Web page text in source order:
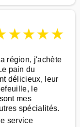
★★★★
région, j'achète
pain du
délicieux, leur
le
mes
spécialités.
service